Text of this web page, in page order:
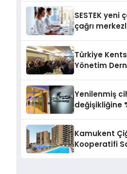
SESTEK yeni
çağrı
Türkiye
Yönetim
Yenilenmiş
değişikliğine
Kamukent
Kooperatifi Sabit Gelirlileri